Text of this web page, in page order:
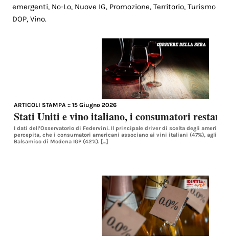
emergenti, No-Lo, Nuove IG, Promozione, Territorio, Turismo
DOP, Vino.
ARTICOLI STAMPA :: 15 Giugno 2026
Stati Uniti e vino italiano, i consumatori restano
I dati dell’Osservatorio di Federvini. Il principale driver di scelta degli
percepita, che i consumatori americani associano ai vini italiani (47%), agli
Balsamico di Modena IGP (42%). […]